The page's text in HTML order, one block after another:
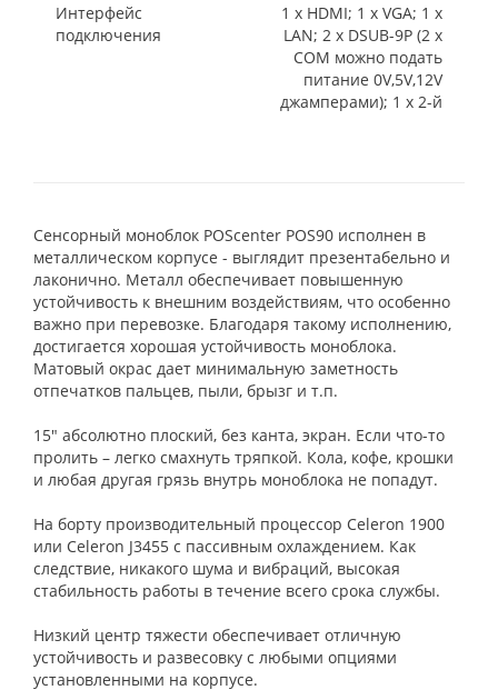
Интерфейс
подключения
1 x HDMI; 1 x VGA; 1 x
LAN; 2 x DSUB-9P (2 x
COM можно подать
питание 0V,5V,12V
джамперами); 1 x 2-й
Сенсорный моноблок POScenter POS90 исполнен в
металлическом корпусе - выглядит презентабельно и
лаконично. Металл обеспечивает повышенную
устойчивость к внешним воздействиям, что особенно
важно при перевозке. Благодаря такому исполнению,
достигается хорошая устойчивость моноблока.
Матовый окрас дает минимальную заметность
отпечатков пальцев, пыли, брызг и т.п.
15" абсолютно плоский, без канта, экран. Если что-то
пролить – легко смахнуть тряпкой. Кола, кофе, крошки
и любая другая грязь внутрь моноблока не попадут.
На борту производительный процессор Celeron 1900
или Celeron J3455 с пассивным охлаждением. Как
следствие, никакого шума и вибраций, высокая
стабильность работы в течение всего срока службы.
Низкий центр тяжести обеспечивает отличную
устойчивость и развесовку с любыми опциями
установленными на корпусе.